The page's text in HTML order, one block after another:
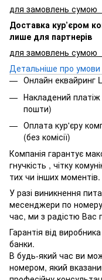
для замовлень сумою
Доставка кур’єром
лише для партнерів
для замовлень сумою
Детальніше про
Онлайн еквайринг
Накладений платіж
пошти)
Оплата кур'єру
(без комісії)
Компанія гарантує
гнучкість , чітку
тих чи інших моментів.
У разі виникнення
месенджери по
час, ми з радістю Вас
Гарантія від
банки.
В будь-який час ви
номером, який